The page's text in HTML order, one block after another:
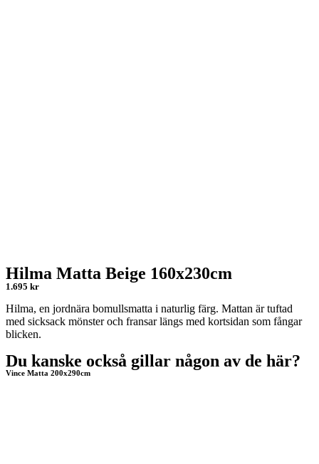
Hilma Matta Beige 160x230cm
1.695 kr
Hilma, en jordnära bomullsmatta i naturlig färg. Mattan är tuftad
med sicksack mönster och fransar längs med kortsidan som fångar
blicken.
Du kanske också gillar någon av de här?
Vince Matta 200x290cm